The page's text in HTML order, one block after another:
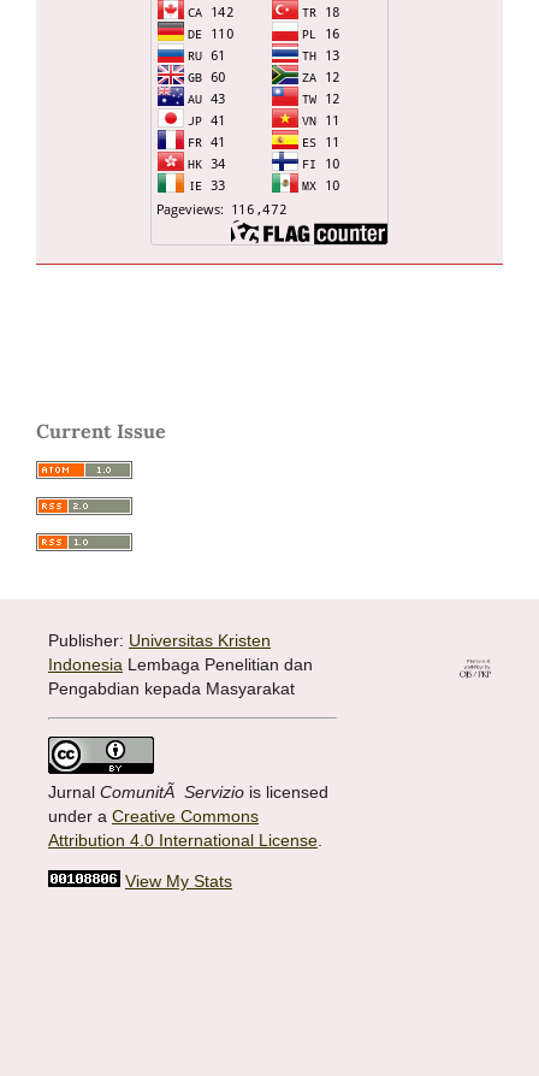
Current Issue
Publisher: Universitas Kristen
Indonesia Lembaga Penelitian dan
Pengabdian kepada Masyarakat
Jurnal ComunitÃ Serviziois licensed
under a Creative Commons
Attribution 4.0 International License.
View My Stats